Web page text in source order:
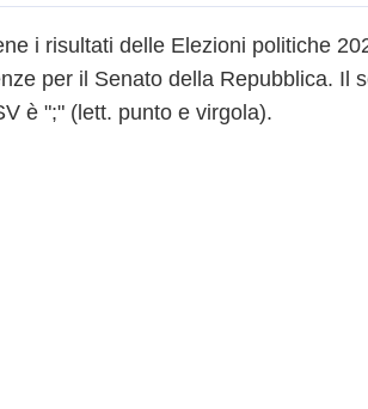
i risultati delle Elezioni politiche
per il Senato della Repubblica. Il
è ";" (lett. punto e virgola).